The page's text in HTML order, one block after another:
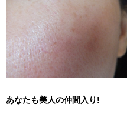
あなたも美人の仲間入り!